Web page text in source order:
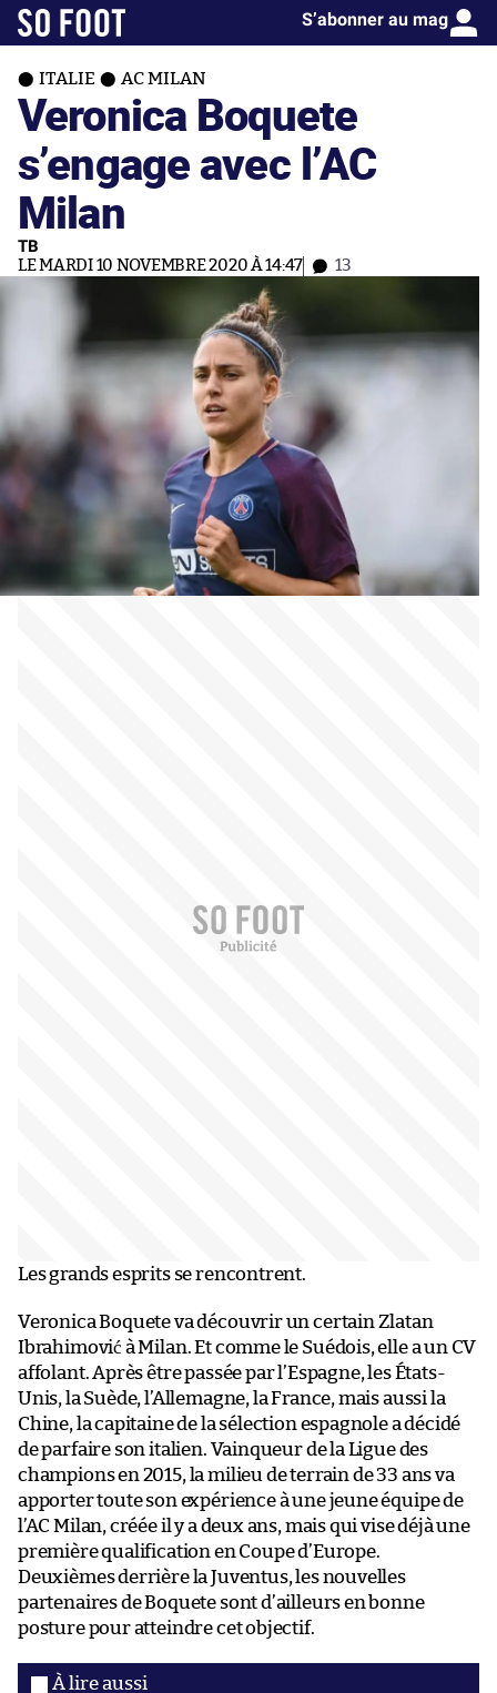
S’abonner au mag
ITALIE AC MILAN
Veronica Boquete
s’engage avec l’AC
Milan
TB
LE MARDI 10 NOVEMBRE 2020 À 14:47 13
Les grands esprits se rencontrent.
Veronica Boquete va découvrir un certain Zlatan
Ibrahimović à Milan. Et comme le Suédois, elle a un CV
affolant. Après être passée par l’Espagne, les États-
Unis, la Suède, l’Allemagne, la France, mais aussi la
Chine, la capitaine de la sélection espagnole a décidé
de parfaire son italien. Vainqueur de la Ligue des
champions en 2015, la milieu de terrain de 33 ans va
apporter toute son expérience à une jeune équipe de
l’AC Milan, créée il y a deux ans, mais qui vise déjà une
première qualification en Coupe d’Europe.
Deuxièmes derrière la Juventus, les nouvelles
partenaires de Boquete sont d’ailleurs en bonne
posture pour atteindre cet objectif.